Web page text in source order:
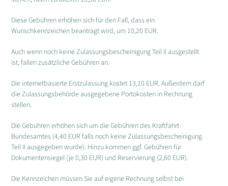
Diese Gebühren erhöhen sich für den Fall, dass ein
Wunschkennzeichen beantragt wird, um 10,20 EUR.
Auch wenn noch keine Zulassungsbescheinigung Teil II ausgestellt
ist, fallen zusätzliche Gebühren an.
Die internetbasierte Erstzulassung kostet 13,10 EUR. Außerdem darf
die Zulassungsbehörde ausgegebene Portokosten in Rechnung
stellen.
Die Gebühren erhöhen sich um die Gebühren des Kraftfahrt-
Bundesamtes (4,40 EUR falls noch keine Zulassungsbescheinigung
Teil II ausgegeben wurde). Hinzu kommen ggf. Gebühren für
Dokumentensiegel (je 0,30 EUR) und Reservierung (2,60 EUR).
Die Kennzeichen müssen Sie auf eigene Rechnung selbst bei